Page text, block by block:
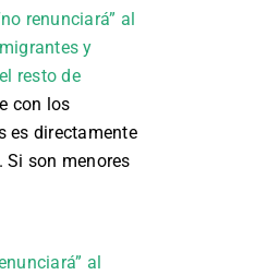
renunciará” al
y
resto de
con los
es directamente
Si son menores
al